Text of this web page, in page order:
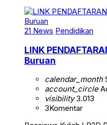
21 News Pendidikan
LINK
Buruan
calendar_month
account_circle
visibility3.013
3Komentar